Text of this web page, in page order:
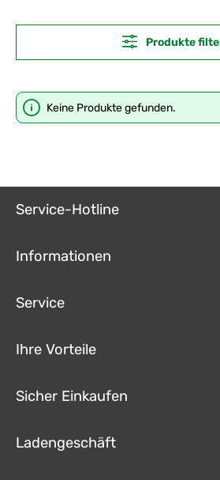
Produkte
Keine Produkte gefunden.
Service-Hotline
Informationen
Service
Ihre Vorteile
Sicher Einkaufen
Ladengeschäft